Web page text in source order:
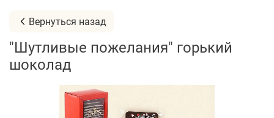
Вернуться назад
"Шутливые пожелания" горький
шоколад